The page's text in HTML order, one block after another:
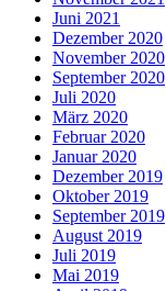
Juni 2021
Dezember 2020
November 2020
September 2020
Juli 2020
März 2020
Februar 2020
Januar 2020
Dezember 2019
Oktober 2019
September 2019
August 2019
Juli 2019
Mai 2019